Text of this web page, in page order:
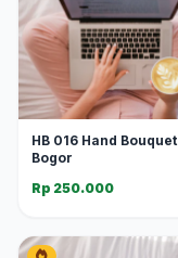
HB 016 Hand Bouquet
Bogor
Rp 250.000